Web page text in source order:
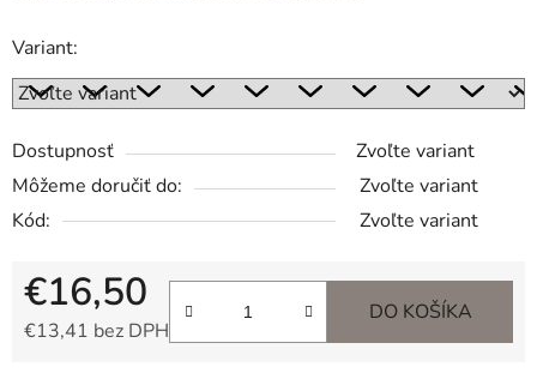
Variant:
Dostupnosť
Zvoľte variant
Môžeme doručiť do:
Zvoľte variant
Kód:
Zvoľte variant
€16,50
€13,41 bez DPH
DO KOŠÍKA